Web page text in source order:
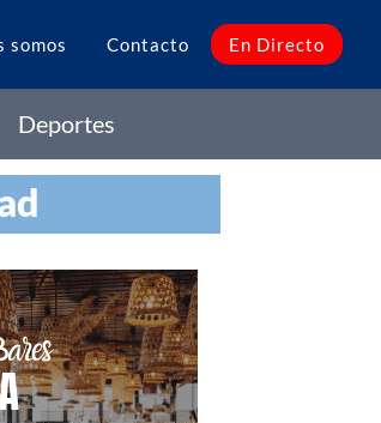
somos Contacto En Directo
Deportes